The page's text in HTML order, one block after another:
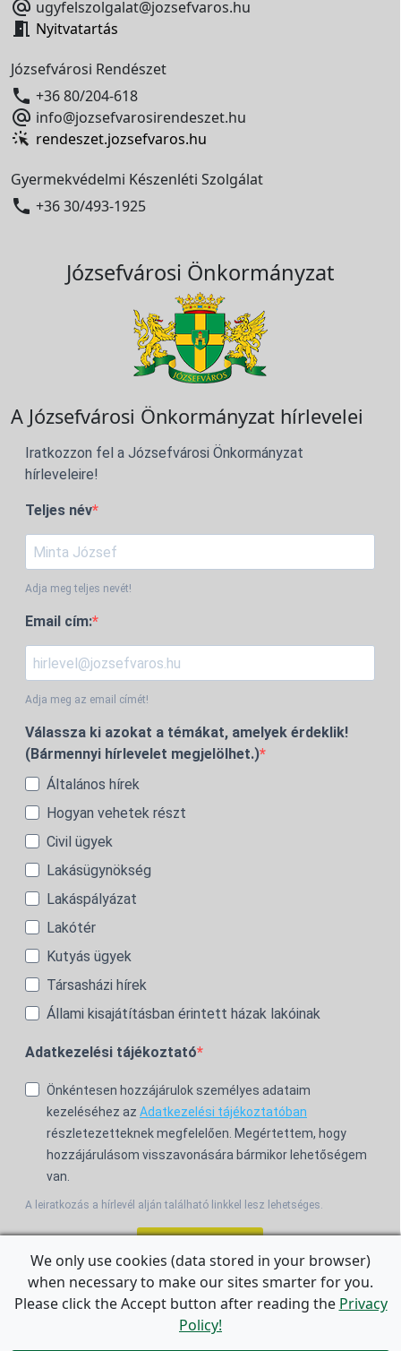
 ugyfelszolgalat@jozsefvaros.hu
 Nyitvatartás
Józsefvárosi Rendészet
 +36 80/204-618
 info@jozsefvarosirendeszet.hu
rendeszet.jozsefvaros.hu
Gyermekvédelmi Készenléti Szolgálat
 +36 30/493-1925
Józsefvárosi Önkormányzat
A Józsefvárosi Önkormányzat hírlevelei
Iratkozzon fel a Józsefvárosi Önkormányzat
hírleveleire!
Teljes név
Adja meg teljes nevét!
Email cím:
Adja meg az email címét!
Válassza ki azokat a témákat, amelyek érdeklik!
(Bármennyi hírlevelet megjelölhet.)
Általános hírek
Hogyan vehetek részt
Civil ügyek
Lakásügynökség
Lakáspályázat
Lakótér
Kutyás ügyek
Társasházi hírek
Állami kisajátításban érintett házak lakóinak
Adatkezelési tájékoztató
Önkéntesen hozzájárulok személyes adataim
kezeléséhez az Adatkezelési tájékoztatóban
részletezetteknek megfelelően. Megértettem, hogy
hozzájárulásom visszavonására bármikor lehetőségem
van.
A leiratkozás a hírlevél alján található linkkel lesz lehetséges.
For the English Newsletter, click HERE.
We only use cookies (data stored in your browser)
when necessary to make our sites smarter for you.
Please click the Accept button after reading the Privacy
Policy!